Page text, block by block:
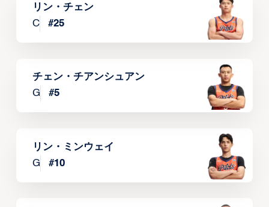
リン・チェン
C
#25
チェン・チアンシュアン
G
#5
リン・ミンウェイ
G
#10